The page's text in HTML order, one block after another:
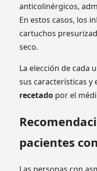
anticolinérgicos,
En estos casos, los
cartuchos
seco.
La elección de cada
sus características y
recetado por el
pacientes